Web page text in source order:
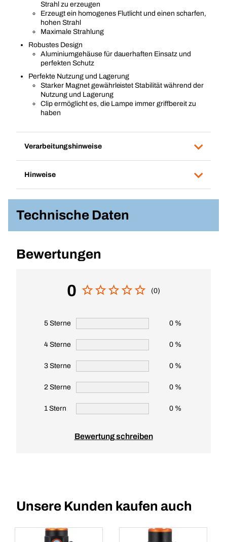
Strahl zu erzeugen
Erzeugt ein homogenes Flutlicht und einen scharfen,
hohen Strahl
Maximale Strahlung​
Robustes Design
Aluminiumgehäuse für dauerhaften Einsatz und
perfekten Schutz
Perfekte Nutzung und Lagerung
Starker Magnet gewährleistet Stabilität während der
Nutzung und Lagerung
Clip ermöglicht es, die Lampe immer griffbereit zu
haben
Verarbeitungshinweise
Hinweise
Technische Daten
Bewertungen
0 (0)
5 Sterne 0 %
4 Sterne 0 %
3 Sterne 0 %
2 Sterne 0 %
1 Stern 0 %
Bewertung schreiben
Unsere Kunden kaufen auch